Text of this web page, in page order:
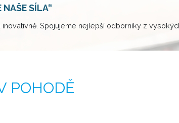
NAŠE SÍLA“
Spojujeme nejlepší odborníky z
POHODĚ